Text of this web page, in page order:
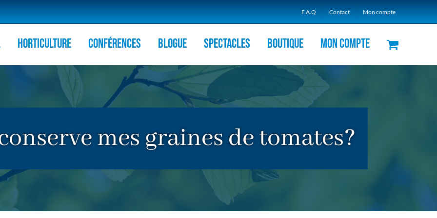
F.A.Q Contact Mon compte
HORTICULTURE Conférences Blogue Spectacles Boutique Mon compte
mes graines de tomates?